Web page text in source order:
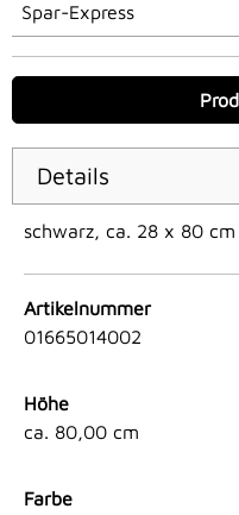
Spar-Express
Details
schwarz, ca. 28 x 80
Artikelnummer
01665014002
Höhe
ca. 80,00 cm
Farbe